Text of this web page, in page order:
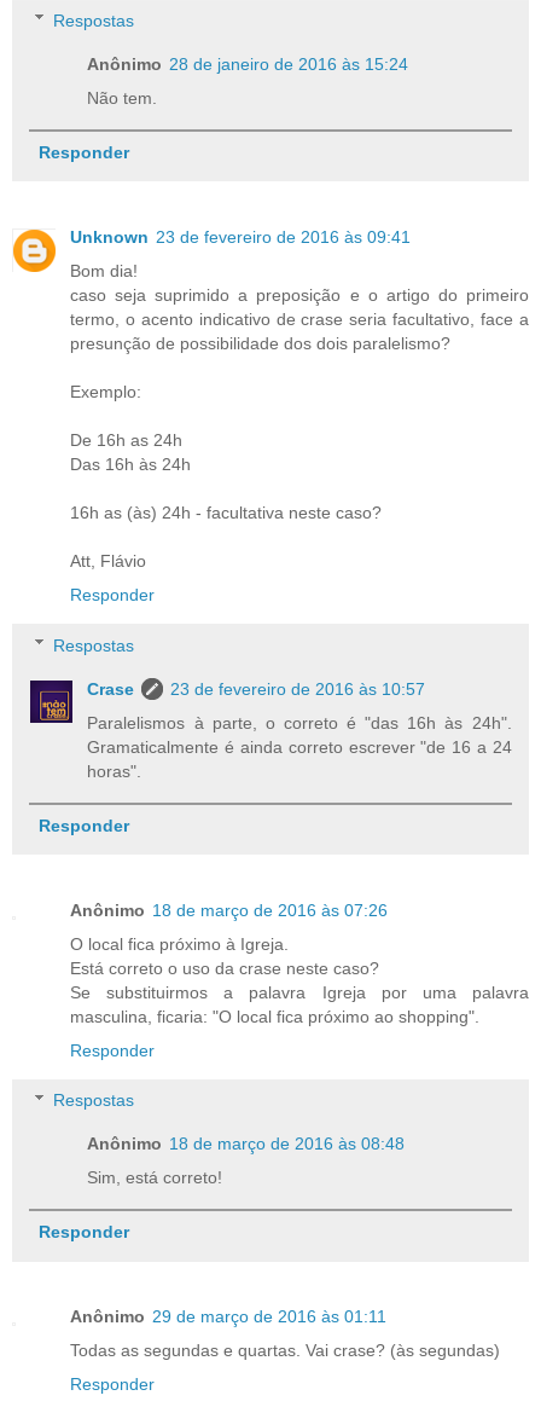
Respostas
Anônimo 28 de janeiro de 2016 às 15:24
Não tem.
Responder
Unknown 23 de fevereiro de 2016 às 09:41
Bom dia!
caso seja suprimido a preposição e o artigo do primeiro
termo, o acento indicativo de crase seria facultativo, face a
presunção de possibilidade dos dois paralelismo?
Exemplo:
De 16h as 24h
Das 16h às 24h
16h as (às) 24h - facultativa neste caso?
Att, Flávio
Responder
Respostas
Crase
23 de fevereiro de 2016 às 10:57
Paralelismos à parte, o correto é "das 16h às 24h".
Gramaticalmente é ainda correto escrever "de 16 a 24
horas".
Responder
Anônimo 18 de março de 2016 às 07:26
O local fica próximo à Igreja.
Está correto o uso da crase neste caso?
Se substituirmos a palavra Igreja por uma palavra
masculina, ficaria: "O local fica próximo ao shopping".
Responder
Respostas
Anônimo 18 de março de 2016 às 08:48
Sim, está correto!
Responder
Anônimo 29 de março de 2016 às 01:11
Todas as segundas e quartas. Vai crase? (às segundas)
Responder